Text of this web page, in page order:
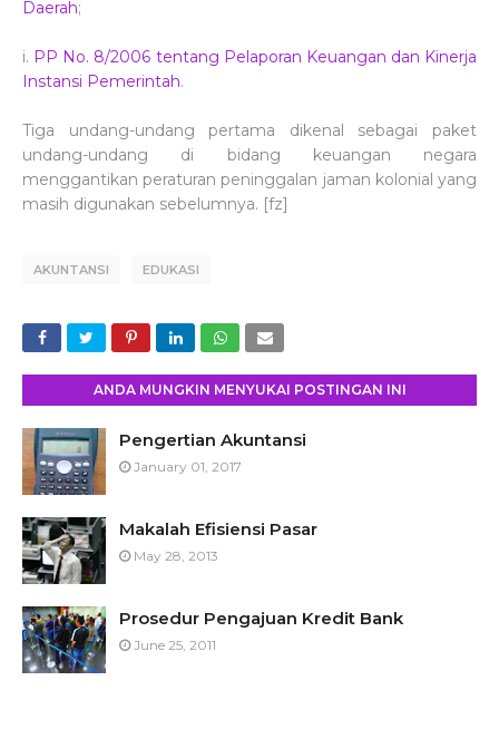
Daerah;
i. PP No. 8/2006 tentang Pelaporan Keuangan dan Kinerja
Instansi Pemerintah.
Tiga undang-undang pertama dikenal sebagai paket
undang-undang di bidang keuangan negara
menggantikan peraturan peninggalan jaman kolonial yang
masih digunakan sebelumnya. [fz]
AKUNTANSI EDUKASI
ANDA MUNGKIN MENYUKAI POSTINGAN INI
Pengertian Akuntansi
January 01, 2017
Makalah Efisiensi Pasar
May 28, 2013
Prosedur Pengajuan Kredit Bank
June 25, 2011